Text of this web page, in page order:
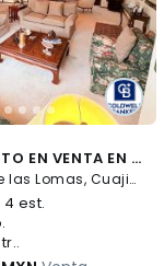
DEPARTAMENTO EN VENTA EN BOSQUES DE LAS LOMAS
. 0, Bosques de las Lomas, Cuajimalpa de Morelos
4 est.